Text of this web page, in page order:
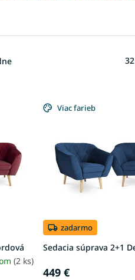
32
(2 ks)
Viac farieb
zadarmo
Sedacia súprava 2+1
449 €